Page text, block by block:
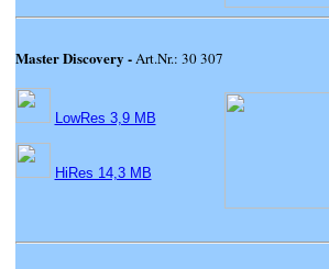
Master Discovery -Art.Nr.: 30 307
LowRes 3,9 MB
HiRes 14,3 MB